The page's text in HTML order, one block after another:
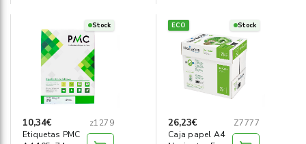
Stock
10,34€
z1279
Etiquetas PMC
ECO Stock
26,23€
Z7777
Caja papel A4